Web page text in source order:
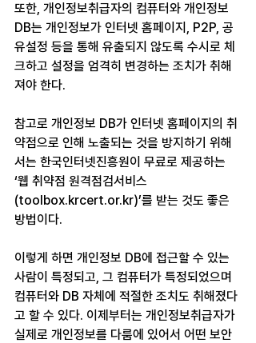
또한, 개인정보취급자의 컴퓨터와 개인정보
DB는 개인정보가 인터넷 홈페이지, P2P, 공
유설정 등을 통해 유출되지 않도록 수시로 체
크하고 설정을 엄격히 변경하는 조치가 취해
져야 한다.
참고로 개인정보 DB가 인터넷 홈페이지의 취
약점으로 인해 노출되는 것을 방지하기 위해
서는 한국인터넷진흥원이 무료로 제공하는
‘웹 취약점 원격점검서비스
(toolbox.krcert.or.kr)’를 받는 것도 좋은
방법이다.
이렇게 하면 개인정보 DB에 접근할 수 있는
사람이 특정되고, 그 컴퓨터가 특정되었으며
컴퓨터와 DB 자체에 적절한 조치도 취해졌다
고 할 수 있다. 이제부터는 개인정보취급자가
실제로 개인정보를 다룸에 있어서 어떤 보안